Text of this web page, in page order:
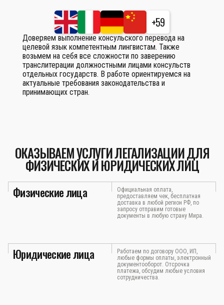
+59
Доверяем выполнение консульского перевода на
целевой язык компетентным лингвистам. Также
возьмем на себя все сложности по заверению
транслитерации должностными лицами консульств
отдельных государств. В работе ориентируемся на
актуальные требования законодательства и
принимающих стран.
ОКАЗЫВАЕМ УСЛУГИ ЛЕГАЛИЗАЦИИ ДЛЯ
ФИЗИЧЕСКИХ И ЮРИДИЧЕСКИХ ЛИЦ
Физические лица
Официальная оплата,
предоставляем чек, бесплатная
доставка в любой регион РФ, по
запросу отправим готовые
документы в любую страну Мира.
Юридические лица
Работаем по договору ООО, ИП,
любые формы оплаты, электронный
документооборот. Отсрочка
платежа, обсудим любые условия
сотрудничества.